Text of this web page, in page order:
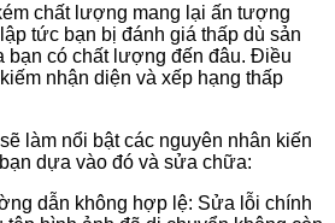
chất lượng mang lại ấn tượng
tức bạn bị đánh giá thấp dù sản
bạn có chất lượng đến đâu. Điều
nhận diện và xếp hạng thấp
làm nổi bật các nguyên nhân kiến
dựa vào đó và sửa chữa:
dẫn không hợp lệ: Sửa lỗi chính